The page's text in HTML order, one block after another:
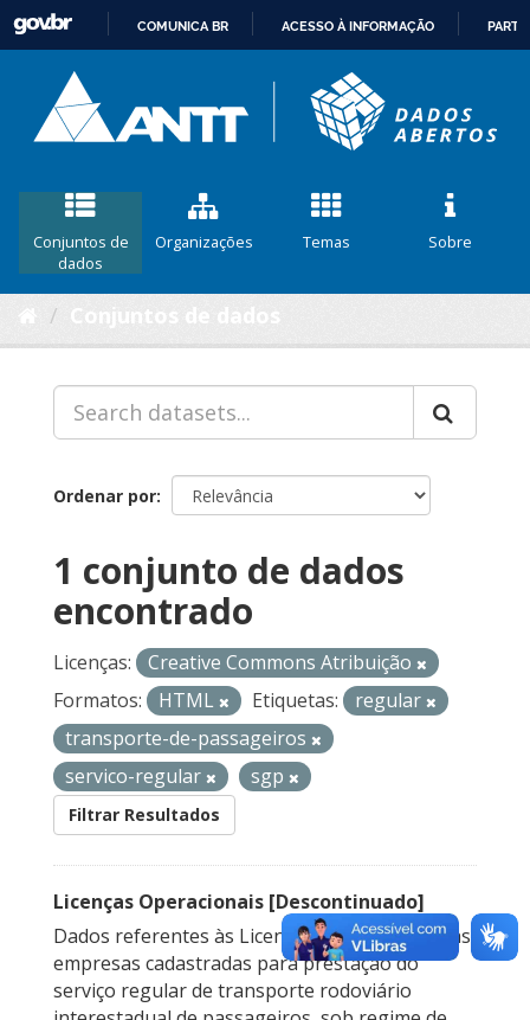
CONTEÚDO
COMUNICA BR ACESSO À INFORMAÇÃO
Conjuntos de
dados
Organizações Temas Sobre
Ordenar por
1 conjunto de dados
encontrado
Licenças:
Creative Commons Atribuição
Formatos:
HTML Etiquetas:
regular
transporte-de-passageiros
servico-regular
sgp
Filtrar Resultados
Licenças Operacionais [Descontinuado]
Dados referentes às Licenças Operacionais das
empresas cadastradas para prestação do
serviço regular de transporte rodoviário